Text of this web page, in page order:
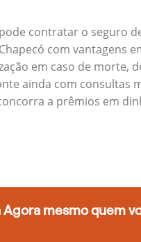
contratar o seguro
com vantagens
em caso de morte,
ainda com consultas
a prêmios em
Agora mesmo quem